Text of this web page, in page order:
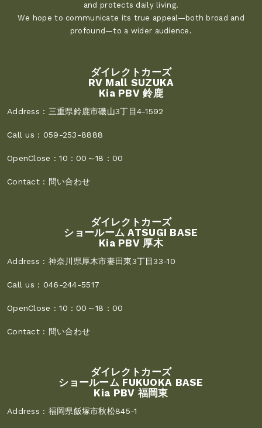
and protects daily living.
We hope to communicate its true appeal—both broad and
profound—to a wider audience.
ダイレクトカーズ
RV Mall SUZUKA
Kia PBV 鈴鹿
Address : 三重県鈴鹿市磯山3丁目4-1592
Call us : 059-253-8888
OpenClose :10：00～18：00
Contact : 問い合わせ
ダイレクトカーズ
ショールーム ATSUGI BASE
Kia PBV 厚木
Address : 神奈川県厚木市妻田東3丁目33-10
Call us : 046-244-5517
OpenClose :10：00～18：00
Contact : 問い合わせ
ダイレクトカーズ
ショールーム FUKUOKA BASE
Kia PBV 福岡東
Address : 福岡県飯塚市秋松845-1